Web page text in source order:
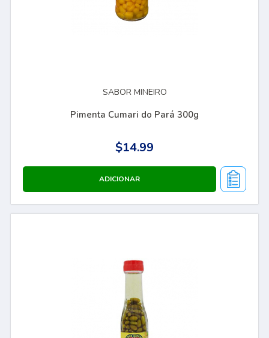
SABOR MINEIRO
Pimenta Cumari do Pará 300g
$14.99